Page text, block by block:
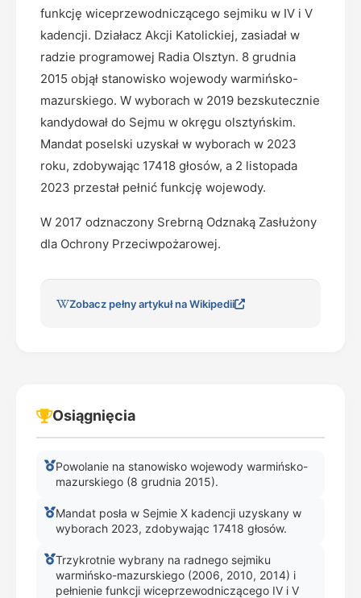
funkcję wiceprzewodniczącego sejmiku w IV i V
kadencji. Działacz Akcji Katolickiej, zasiadał w
radzie programowej Radia Olsztyn. 8 grudnia
2015 objął stanowisko wojewody warmińsko-
mazurskiego. W wyborach w 2019 bezskutecznie
kandydował do Sejmu w okręgu olsztyńskim.
Mandat poselski uzyskał w wyborach w 2023
roku, zdobywając 17418 głosów, a 2 listopada
2023 przestał pełnić funkcję wojewody.
W 2017 odznaczony Srebrną Odznaką Zasłużony
dla Ochrony Przeciwpożarowej.
Zobacz pełny artykuł na Wikipedii
Osiągnięcia
Powolanie na stanowisko wojewody warmińsko-
mazurskiego (8 grudnia 2015).
Mandat posła w Sejmie X kadencji uzyskany w
wyborach 2023, zdobywając 17418 głosów.
Trzykrotnie wybrany na radnego sejmiku
warmińsko-mazurskiego (2006, 2010, 2014) i
pełnienie funkcji wiceprzewodniczącego IV i V